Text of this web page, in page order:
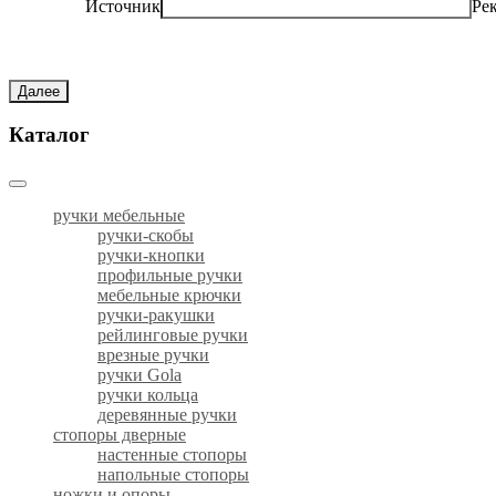
Источник
Далее
Каталог
ручки мебельные
ручки-скобы
ручки-кнопки
профильные ручки
мебельные крючки
ручки-ракушки
рейлинговые ручки
врезные ручки
ручки Gola
ручки кольца
деревянные ручки
стопоры дверные
настенные стопоры
напольные стопоры